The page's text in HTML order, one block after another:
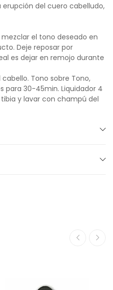
erupción del cuero cabelludo,
el tono deseado en
Deje reposar por
es dejar en remojo durante
Tono sobre Tono,
para 30-45min. Liquidador 4
y lavar con champú del